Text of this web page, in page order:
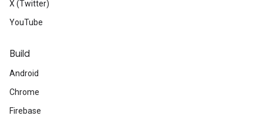
X (Twitter)
YouTube
Build
Android
Chrome
Firebase